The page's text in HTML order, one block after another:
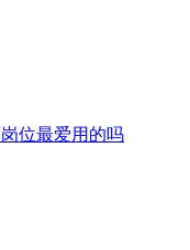
位最爱用的吗